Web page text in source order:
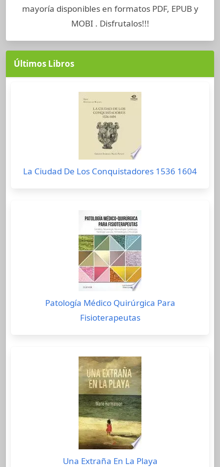
mayoría disponibles en formatos PDF, EPUB y
MOBI . Disfrutalos!!!
Últimos Libros
La Ciudad De Los Conquistadores 1536 1604
Patología Médico Quirúrgica Para
Fisioterapeutas
Una Extraña En La Playa